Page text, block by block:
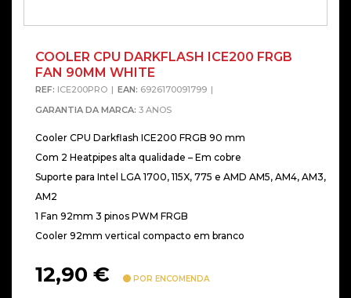
COOLER CPU DARKFLASH ICE200 FRGB
FAN 90MM WHITE
REF: ICE200PRO EAN: 6926170091799
GARANTIA DA MARCA: 3 ANOS
Cooler CPU Darkflash ICE200 FRGB 90 mm
Com 2 Heatpipes alta qualidade – Em cobre
Suporte para Intel LGA 1700, 115X, 775 e AMD AM5, AM4, AM3,
AM2
1 Fan 92mm 3 pinos PWM FRGB
Cooler 92mm vertical compacto em branco
12,90 € POR ENCOMENDA